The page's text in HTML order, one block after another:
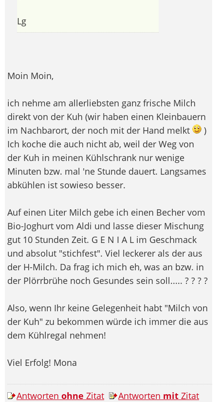
Lg
Moin Moin,
ich nehme am allerliebsten ganz frische Milch
direkt von der Kuh (wir haben einen Kleinbauern
im Nachbarort, der noch mit der Hand melkt
)
Ich koche die auch nicht ab, weil der Weg von
der Kuh in meinen Kühlschrank nur wenige
Minuten bzw. mal 'ne Stunde dauert. Langsames
abkühlen ist sowieso besser.
Auf einen Liter Milch gebe ich einen Becher vom
Bio-Joghurt vom Aldi und lasse dieser Mischung
gut 10 Stunden Zeit. G E N I A L im Geschmack
und absolut "stichfest". Viel leckerer als der aus
der H-Milch. Da frag ich mich eh, was an bzw. in
der Plörrbrühe noch Gesundes sein soll..... ? ? ? ?
Also, wenn Ihr keine Gelegenheit habt "Milch von
der Kuh" zu bekommen würde ich immer die aus
dem Kühlregal nehmen!
Viel Erfolg! Mona
Antworten ohne Zitat Antworten mit Zitat